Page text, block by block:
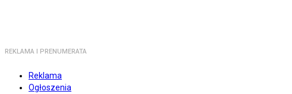
REKLAMA I PRENUMERATA
Reklama
Ogłoszenia